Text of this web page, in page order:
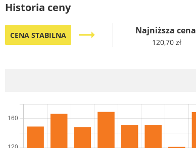
Historia ceny
CENA STABILNA trending_flat Najniższa cena
120,70 zł